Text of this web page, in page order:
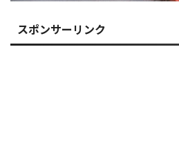
スポンサーリンク